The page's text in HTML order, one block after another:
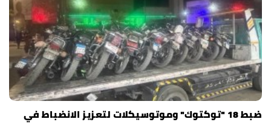
ضبط 18 "توكتوك" وموتوسيكلات لتعزيز الانضباط في